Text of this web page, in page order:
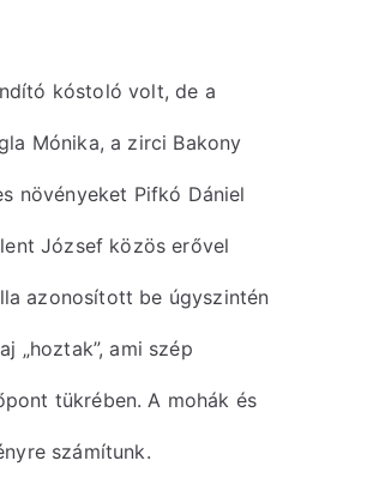
kóstoló volt, de a
Mónika, a zirci Bakony
növényeket Pifkó Dániel
József közös erővel
azonosított be úgyszintén
„hoztak”, ami szép
tükrében. A mohák és
számítunk.